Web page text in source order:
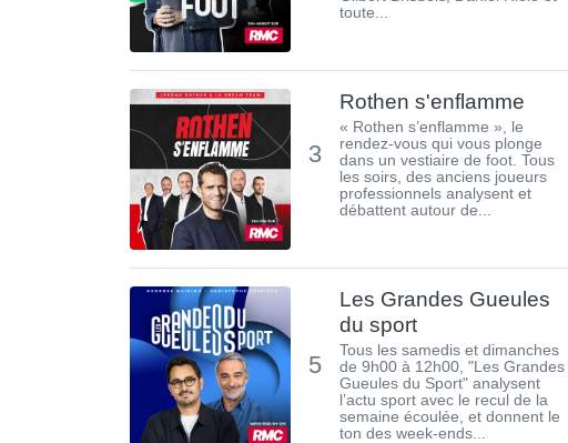
toute...
3
Rothen s'enflamme
« Rothen s’enflamme », le
rendez-vous qui vous plonge
dans un vestiaire de foot. Tous
les soirs, des anciens joueurs
professionnels analysent et
débattent autour de...
5
Les Grandes Gueules
du sport
Tous les samedis et dimanches
de 9h00 à 12h00, "Les Grandes
Gueules du Sport" analysent
l’actu sport avec le recul de la
semaine écoulée, et donnent le
ton des week-ends...